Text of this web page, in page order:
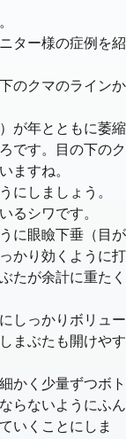
ター様の症例を紹
のクマのラインか
が年とともに萎縮
です。目の下のク
ますね。
にしましょう。
るシワです。
に眼瞼下垂（目が
かり効くように打
たが余計に重たく
しっかりボリュー
まぶたも開けやす
かく少量ずつボト
らないようにふん
いくことにしま